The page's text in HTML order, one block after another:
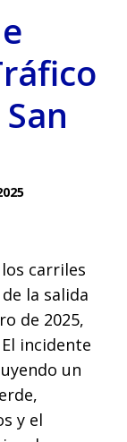
carriles
la salida
de 2025,
incidente
un
y el